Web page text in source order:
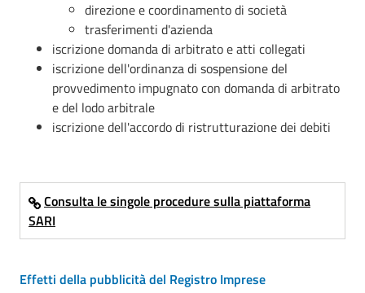
direzione e coordinamento di società
trasferimenti d'azienda
iscrizione domanda di arbitrato e atti collegati
iscrizione dell'ordinanza di sospensione del
provvedimento impugnato con domanda di arbitrato
e del lodo arbitrale
iscrizione dell'accordo di ristrutturazione dei debiti
Consulta le singole procedure sulla piattaforma
SARI
Effetti della pubblicità del Registro Imprese